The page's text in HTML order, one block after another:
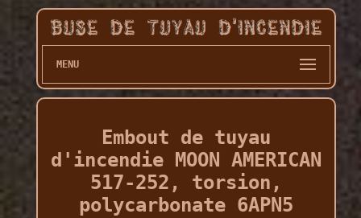
MENU
Embout de tuyau
d'incendie MOON AMERICAN
517-252, torsion,
polycarbonate 6APN5